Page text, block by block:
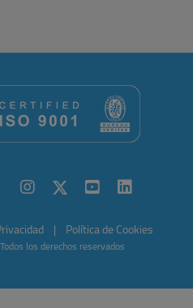
Política de Cookies
los derechos reservados